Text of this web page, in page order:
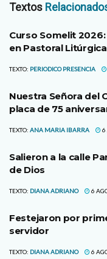
Textos
Curso Somelit
en Pastoral Litúrgica
TEXTO: PERIODICO PRESENCIA
Nuestra Señora del
placa de 75
TEXTO: ANA MARIA IBARRA 6
Salieron a la calle
de Dios
TEXTO: DIANA ADRIANO 6
Festejaron por
servidor
TEXTO: DIANA ADRIANO 6